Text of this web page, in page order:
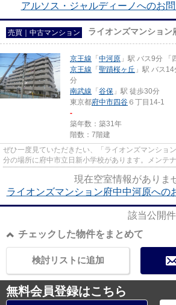
アルソス・ジャルディーノへのお
売買｜中古マンション ライオンズマンション
京王線 「 中河原 」駅 バス9分 「
京王線 「 聖蹟桜ヶ丘 」駅 バス
分
南武線 「 谷保 」駅 徒歩30分
東京都府中市四谷 ６丁目14-1
-
築年数：築31年
階数：7階建
ぜひ一度見ていただきたい、「ライオンズマンショ
分の場所に府中市立日新小学校があります。メンテ
現在空室情報がありま
ライオンズマンション府中中河原への
該当公開
チェックした物件をまとめて
検討リストに追加
無料会員登録はこちら